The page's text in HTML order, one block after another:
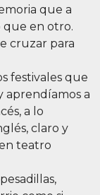
que a
que en otro.
cruzar para
festivales que
a
a lo
claro y
teatro